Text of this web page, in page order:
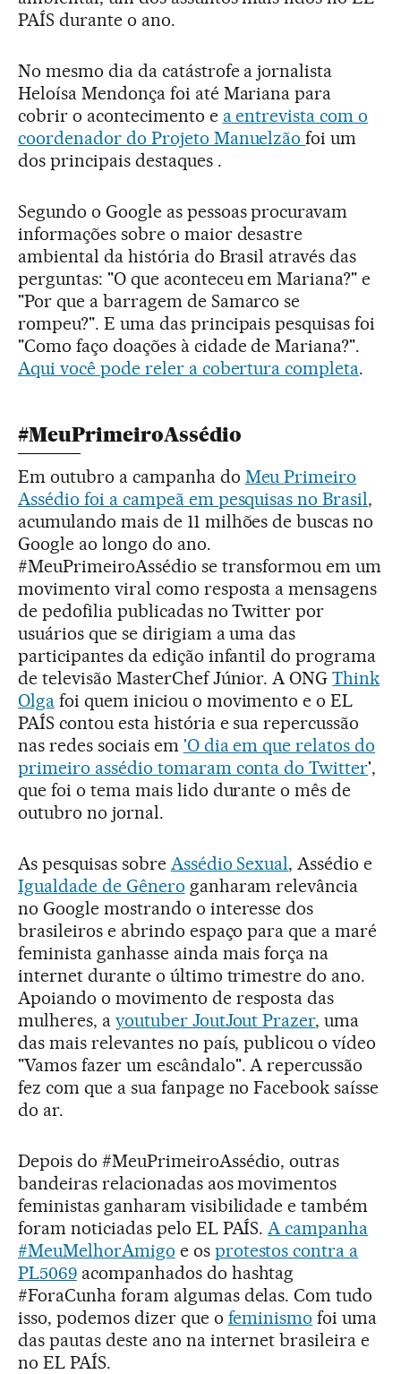
PAÍS durante o ano.
No mesmo dia da catástrofe a jornalista
Heloísa Mendonça foi até Mariana para
cobrir o acontecimento e a entrevista com o
coordenador do Projeto Manuelzãofoi um
dos principais destaques .
Segundo o Google as pessoas procuravam
informações sobre o maior desastre
ambiental da história do Brasil através das
perguntas: "O que aconteceu em Mariana?" e
"Por que a barragem de Samarco se
rompeu?". E uma das principais pesquisas foi
"Como faço doações à cidade de Mariana?".
Aqui você pode reler a cobertura completa.
#MeuPrimeiroAssédio
Em outubro a campanha do Meu Primeiro
Assédio foi a campeã em pesquisas no Brasil,
acumulando mais de 11 milhões de buscas no
Google ao longo do ano.
#MeuPrimeiroAssédio se transformou em um
movimento viral como resposta a mensagens
de pedofilia publicadas no Twitter por
usuários que se dirigiam a uma das
participantes da edição infantil do programa
de televisão MasterChef Júnior. A ONGThink
Olgafoi quem iniciou o movimento e o EL
PAÍS contou esta história e sua repercussão
nas redes sociais em 'O dia em que relatos do
primeiro assédio tomaram conta do Twitter',
que foi o tema mais lido durante o mês de
outubro no jornal.
As pesquisas sobre Assédio Sexual, Assédio e
Igualdade de Gênero ganharam relevância
no Google mostrando o interesse dos
brasileiros e abrindo espaço para que a maré
feminista ganhasse ainda mais força na
internet durante o último trimestre do ano.
Apoiando o movimento de resposta das
mulheres, a youtuber JoutJout Prazer, uma
das mais relevantes no país, publicou o vídeo
"Vamos fazer um escândalo". A repercussão
fez com que a sua fanpage no Facebook saísse
do ar.
Depois do #MeuPrimeiroAssédio, outras
bandeiras relacionadas aos movimentos
feministas ganharam visibilidade e também
foram noticiadas pelo EL PAÍS. A campanha
#MeuMelhorAmigo e os protestos contra a
PL5069acompanhados do hashtag
#ForaCunha foram algumas delas. Com tudo
isso, podemos dizer que o feminismo foi uma
das pautas deste ano na internet brasileira e
no EL PAÍS.